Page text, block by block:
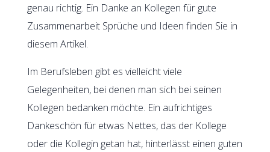
genau richtig. Ein Danke an Kollegen für gute
Zusammenarbeit Sprüche und Ideen finden Sie in
diesem Artikel.
Im Berufsleben gibt es vielleicht viele
Gelegenheiten, bei denen man sich bei seinen
Kollegen bedanken möchte. Ein aufrichtiges
Dankeschön für etwas Nettes, das der Kollege
oder die Kollegin getan hat, hinterlässt einen guten